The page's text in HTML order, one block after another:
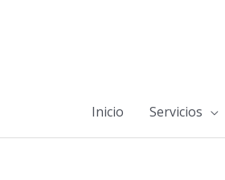
Inicio Servicios